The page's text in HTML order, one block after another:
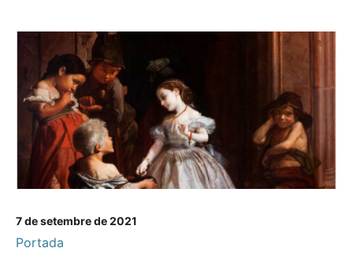
7 de setembre de 2021
Portada